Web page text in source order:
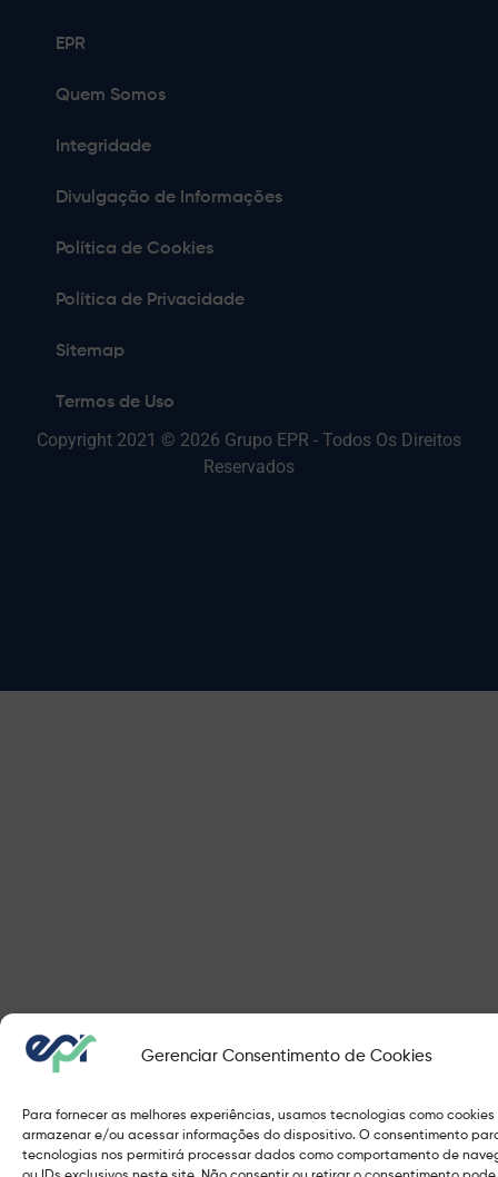
Gerenciar Consentimento de Cookies
Para fornecer as melhores experiências, usamos tecnologias como
armazenar e/ou acessar informações do dispositivo. O consentimento
tecnologias nos permitirá processar dados como comportamento de
EPR
Quem Somos
Integridade
Divulgação de Informações
Copyright 2021 © 2026 Grupo EPR - Todos Os Direitos
Reservados
Política de Cookies
Política de Privacidade
Sitemap
Termos de Uso